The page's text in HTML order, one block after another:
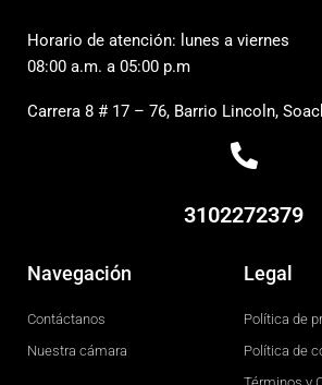
Horario de atención: lunes a viernes
08:00 a.m. a 05:00 p.m
Carrera 8 # 17 – 76, Barrio Lincoln,
3102272379
Navegación
Contáctanos
Nuestra cámara
Legal
Política de
Política de